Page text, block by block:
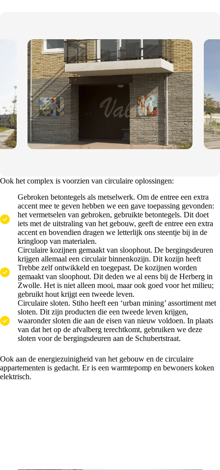
Ook het complex is voorzien van circulaire oplossingen:
Gebroken betontegels als metselwerk. Om de entree een extra
accent mee te geven hebben we een gave toepassing gevonden:
het vermetselen van gebroken, gebruikte betontegels. Dit doet
iets met de uitstraling van het gebouw, geeft de entree een extra
accent en bovendien dragen we letterlijk ons steentje bij in de
kringloop van materialen.
Circulaire kozijnen gemaakt van sloophout. De bergingsdeuren
krijgen allemaal een circulair binnenkozijn. Dit kozijn heeft
Trebbe zelf ontwikkeld en toegepast. De kozijnen worden
gemaakt van sloophout. Dit deden we al eens bij de Herberg in
Zwolle. Het is niet alleen mooi, maar ook goed voor het milieu;
gebruikt hout krijgt een tweede leven.
Circulaire sloten. Stiho heeft een ‘urban mining’ assortiment met
sloten. Dit zijn producten die een tweede leven krijgen,
waaronder sloten die aan de eisen van nieuw voldoen. In plaats
van dat het op de afvalberg terechtkomt, gebruiken we deze
sloten voor de bergingsdeuren aan de Schubertstraat.
Ook aan de energiezuinigheid van het gebouw en de circulaire
appartementen is gedacht. Er is een warmtepomp en bewoners koken
elektrisch.